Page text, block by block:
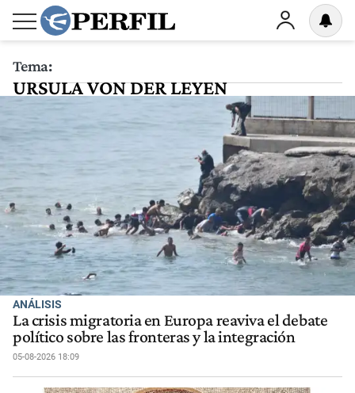
Tema:
URSULA VON DER LEYEN
ANÁLISIS
La crisis migratoria en Europa reaviva el debate
político sobre las fronteras y la integración
05-08-2026 18:09